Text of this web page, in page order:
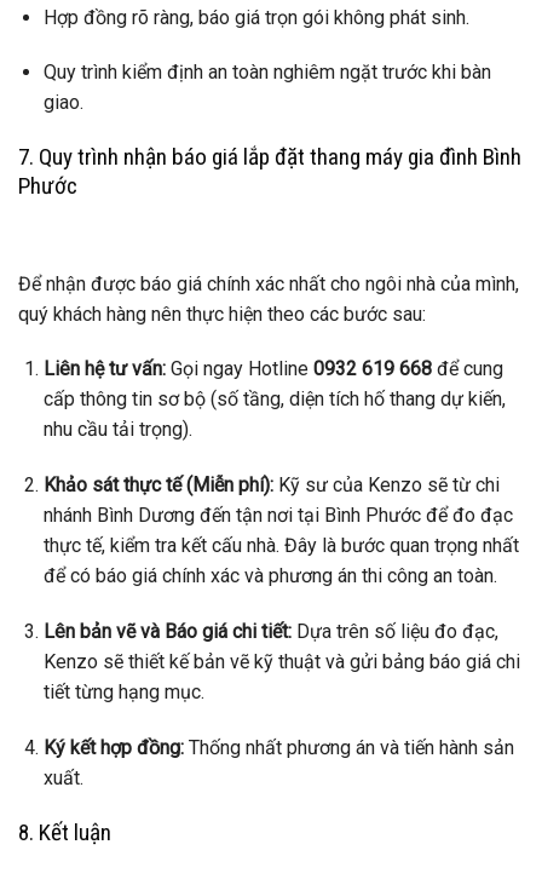
Hợp đồng rõ ràng, báo giá trọn gói không phát sinh.
Quy trình kiểm định an toàn nghiêm ngặt trước khi bàn
giao.
7. Quy trình nhận báo giá lắp đặt thang máy gia đình Bình
Phước
Để nhận được báo giá chính xác nhất cho ngôi nhà của mình,
quý khách hàng nên thực hiện theo các bước sau:
Liên hệ tư vấn:Gọi ngay Hotline 0932 619 668để cung
cấp thông tin sơ bộ (số tầng, diện tích hố thang dự kiến,
nhu cầu tải trọng).
Khảo sát thực tế (Miễn phí):Kỹ sư của Kenzo sẽ từ chi
nhánh Bình Dương đến tận nơi tại Bình Phước để đo đạc
thực tế, kiểm tra kết cấu nhà. Đây là bước quan trọng nhất
để có báo giá chính xác và phương án thi công an toàn.
Lên bản vẽ và Báo giá chi tiết:Dựa trên số liệu đo đạc,
Kenzo sẽ thiết kế bản vẽ kỹ thuật và gửi bảng báo giá chi
tiết từng hạng mục.
Ký kết hợp đồng:Thống nhất phương án và tiến hành sản
xuất.
8. Kết luận